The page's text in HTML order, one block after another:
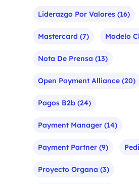
Liderazgo Por Valores (16)
Mastercard (7) Modelo
Nota De Prensa (13)
Open Payment Alliance (20)
Pagos B2b (24)
Payment Manager (14)
Payment Partner (9)
Proyecto Organa (3)